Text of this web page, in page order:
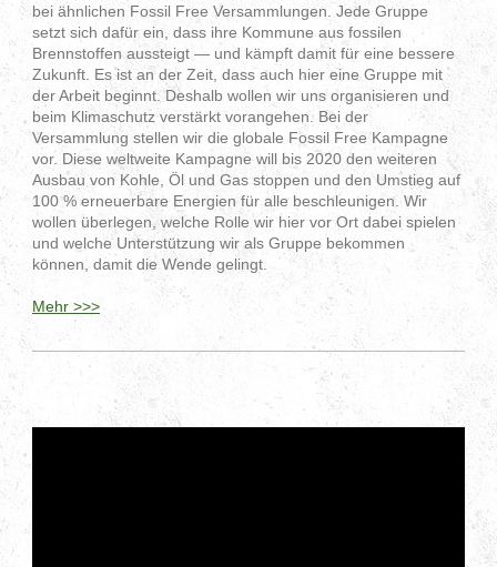
bei ähnlichen Fossil Free Versammlungen. Jede Gruppe
setzt sich dafür ein, dass ihre Kommune aus fossilen
Brennstoffen aussteigt — und kämpft damit für eine bessere
Zukunft. Es ist an der Zeit, dass auch hier eine Gruppe mit
der Arbeit beginnt. Deshalb wollen wir uns organisieren und
beim Klimaschutz verstärkt vorangehen. Bei der
Versammlung stellen wir die globale Fossil Free Kampagne
vor. Diese weltweite Kampagne will bis 2020 den weiteren
Ausbau von Kohle, Öl und Gas stoppen und den Umstieg auf
100 % erneuerbare Energien für alle beschleunigen. Wir
wollen überlegen, welche Rolle wir hier vor Ort dabei spielen
und welche Unterstützung wir als Gruppe bekommen
können, damit die Wende gelingt.
Mehr >>>